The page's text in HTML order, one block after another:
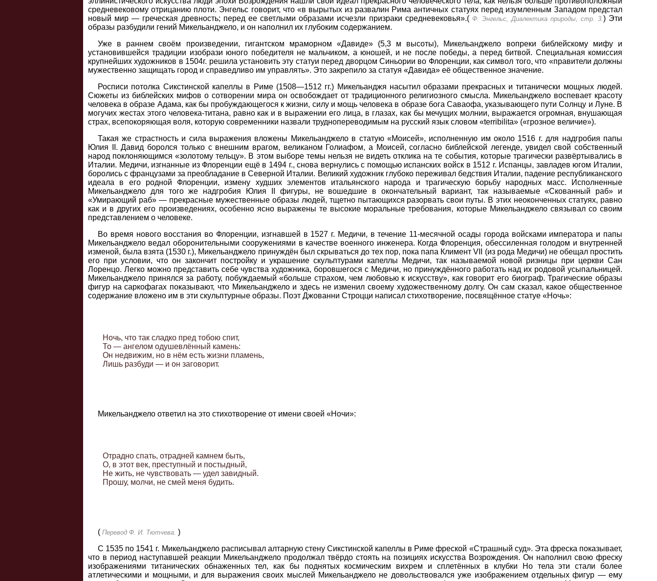
средневековому отрицанию плоти. Энгельс говорит, что «в вырытых из развалин Рима античных статуях перед изумленным Западом предстал
новый мир — греческая древность; перед ее светлыми образами исчезли призраки средневековья».(Ф. Энгельс, Диалектика природы, стр. 3. ) Эти
образы разбудили гений Микельанджело, и он наполнил их глубоким содержанием.
Уже в раннем своём произведении, гигантском мраморном «Давиде» (5,3 м высоты), Микельанджело вопреки библейскому мифу и
установившейся традиции изобрази юного победителя не мальчиком, а юношей, и не после победы, а перед битвой. Специальная комиссия
крупнейших художников в 1504г. решила установить эту статуи перед дворцом Синьории во Флоренции, как символ того, что «правители должны
мужественно защищать город и справедливо им управлять». Это закрепило за статуя «Давида» её общественное значение.
Росписи потолка Сикстинской капеллы в Риме (1508—1512 гг.) Микельанджя насытил образами прекрасных и титанически мощных людей.
Сюжеты из библейских мифов о сотворении мира он освобождает от традиционного религиозного смысла. Микельанджело воспевает красоту
человека в образе Адама, как бы пробуждающегося к жизни, силу и мощь человека в образе бога Саваофа, указывающего пути Солнцу и Луне. В
могучих жестах этого человека-титана, равно как и в выражении его лица, в глазах, как бы мечущих молнии, выражается огромная, внушающая
страх, всепокоряющая воля, которую современники назвали труднопереводимым на русский язык словом «tеrribilita» («грозное величие»).
Такая же страстность и сила выражения вложены Микельанджело в статую «Моисей», исполненную им около 1516 г. для надгробия папы
Юлия II. Давид боролся только с внешним врагом, великаном Голиафом, а Моисей, согласно библейской легенде, увидел свой собственный
народ поклоняющимся «золотому тельцу». В этом выборе темы нельзя не видеть отклика на те события, которые трагически развёртывались в
Италии. Медичи, изгнанные из Флоренции ещё в 1494 г., снова вернулись с помощью испанских войск в 1512 г. Испанцы, завладев югом Италии,
боролись с французами за преобладание в Северной Италии. Великий художник глубоко переживал бедствия Италии, падение республиканского
идеала в его родной Флоренции, измену худших элементов итальянского народа и трагическую борьбу народных масс. Исполненные
Микельанджело для того же надгробия Юлия II фигуры, не вошедшие в окончательный вариант, так называемые «Скованный раб» и
«Умирающий раб» — прекрасные мужественные образы людей, тщетно пытающихся разорвать свои путы. В этих неоконченных статуях, равно
как и в других его произведениях, особенно ясно выражены те высокие моральные требования, которые Микельанджело связывал со своим
представлением о человеке.
Во время нового восстания во Флоренции, изгнавшей в 1527 г. Медичи, в течение 11-месячной осады города войсками императора и папы
Микельанджело ведал оборонительными сооружениями в качестве военного инженера. Когда Флоренция, обессиленная голодом и внутренней
изменой, была взята (1530 г.), Микельанджело принуждён был скрываться до тех пор, пока папа Климент VII (из рода Медичи) не обещал простить
его при условии, что он закончит постройку и украшение скульптурами капеллы Медичи, так называемой новой ризницы при церкви Сан
Лоренцо. Легко можно представить себе чувства художника, боровшегося с Медичи, но принуждённого работать над их родовой усыпальницей.
Микельанджело принялся за работу, побуждаемый «больше страхом, чем любовью к искусству», как говорит его биограф. Трагические образы
фигур на саркофагах показывают, что Микельанджело и здесь не изменил своему художественному долгу. Он сам сказал, какое общественное
содержание вложено им в эти скульптурные образы. Поэт Джованни Строцци написал стихотворение, посвящённое статуе «Ночь»:
     Ночь, что так сладко пред тобою спит,
     То — ангелом одушевлённый камень:
     Он недвижим, но в нём есть жизни пламень,
Микельанджело ответил на это стихотворение от имени своей «Ночи»:
     Отрадно спать, отрадней камнем быть,
     О, в этот век, преступный и постыдный,
     Не жить, не чувствовать — удел завидный.
( Перевод Ф. И. Тютчева. )
С 1535 по 1541 г. Микельанджело расписывал алтарную стену Сикстинской капеллы в Риме фреской «Страшный суд». Эта фреска показывает,
что в период наступавшей реакции Микельанджело продолжал твёрдо стоять на позициях искусства Возрождения. Он наполнил свою фреску
изображениями титанических обнаженных тел, как бы поднятых космическим вихрем и сплетённых в клубки Но тела эти стали более
атлетическими и мощными, и для выражения своих мыслей Микельанджело не довольствовался уже изображением отдельных фигур — ему